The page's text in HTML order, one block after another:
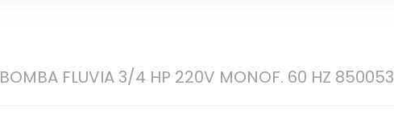
BOMBA FLUVIA 3/4 HP 220V MONOF. 60 HZ 850053